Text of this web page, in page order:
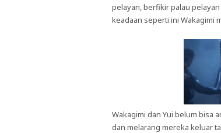
pelayan, berfikir palau
keadaan seperti ini Wakagimi
Wakagimi dan Yui belum bisa
dan melarang mereka keluar